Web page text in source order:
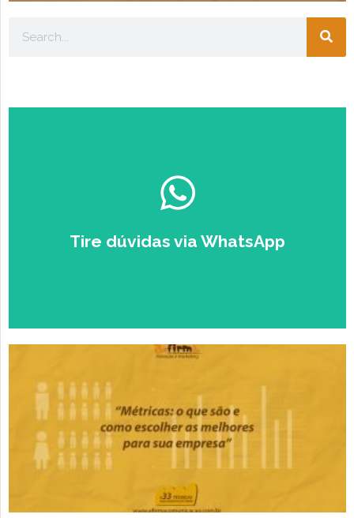
Tire dúvidas via WhatsApp